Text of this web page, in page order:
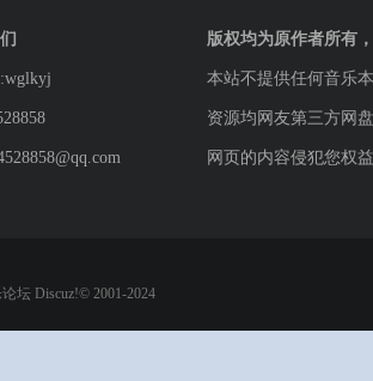
版权均为原作者所有
本站不提供任何音乐
资源均网友第三方网
网页的内容侵犯您权
坛 Discuz!© 2001-2024